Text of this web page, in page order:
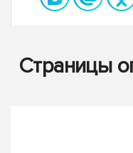
Страницы